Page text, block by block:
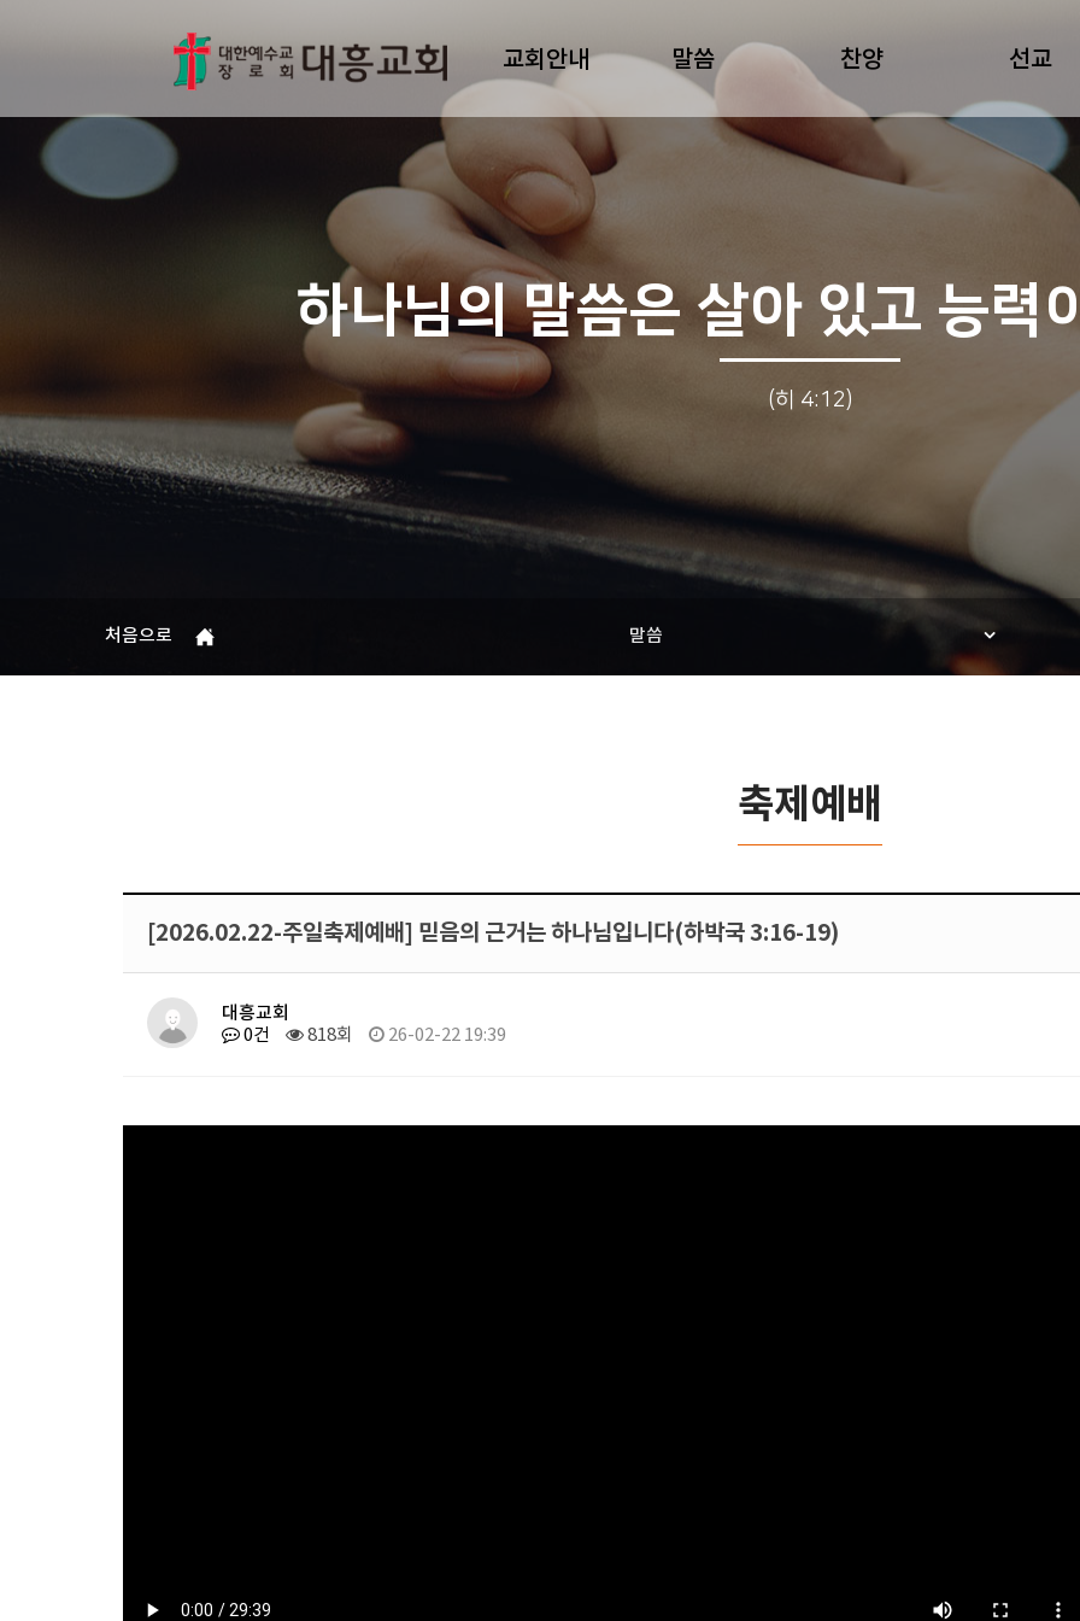
교회안내 말씀 찬양 선교
하나님의 말씀은 살아 있고 능력
(히 4:12)
처음으로 말씀
축제예배
[2026.02.22-주일축제예배] 믿음의 근거는 하나님입니다(하박국 3:16-19)
대흥교회
0건
818회 26-02-22 19:39